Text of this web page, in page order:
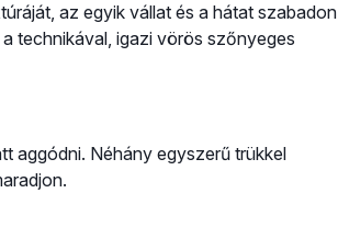
az egyik vállat és a hátat szabadon
technikával, igazi vörös szőnyeges
aggódni. Néhány egyszerű trükkel